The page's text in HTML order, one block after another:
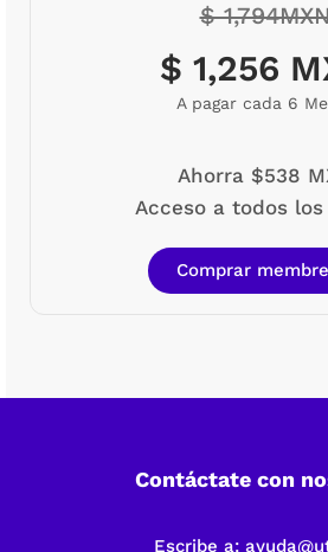
$
$ 1,256
A pagar cada 6
Ahorra $538
Acceso a todos
Comprar
Contáctate con
Escribe a: